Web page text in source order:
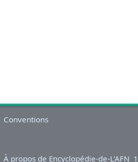
Conventions
À propos de Encyclopédie-de-